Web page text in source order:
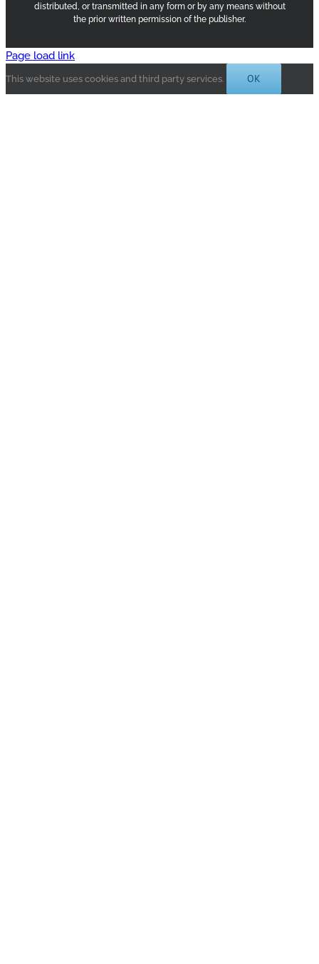
distributed, or transmitted in any form or by any means without
the prior written permission of the publisher.
Page load link
This website uses cookies and third party services. OK